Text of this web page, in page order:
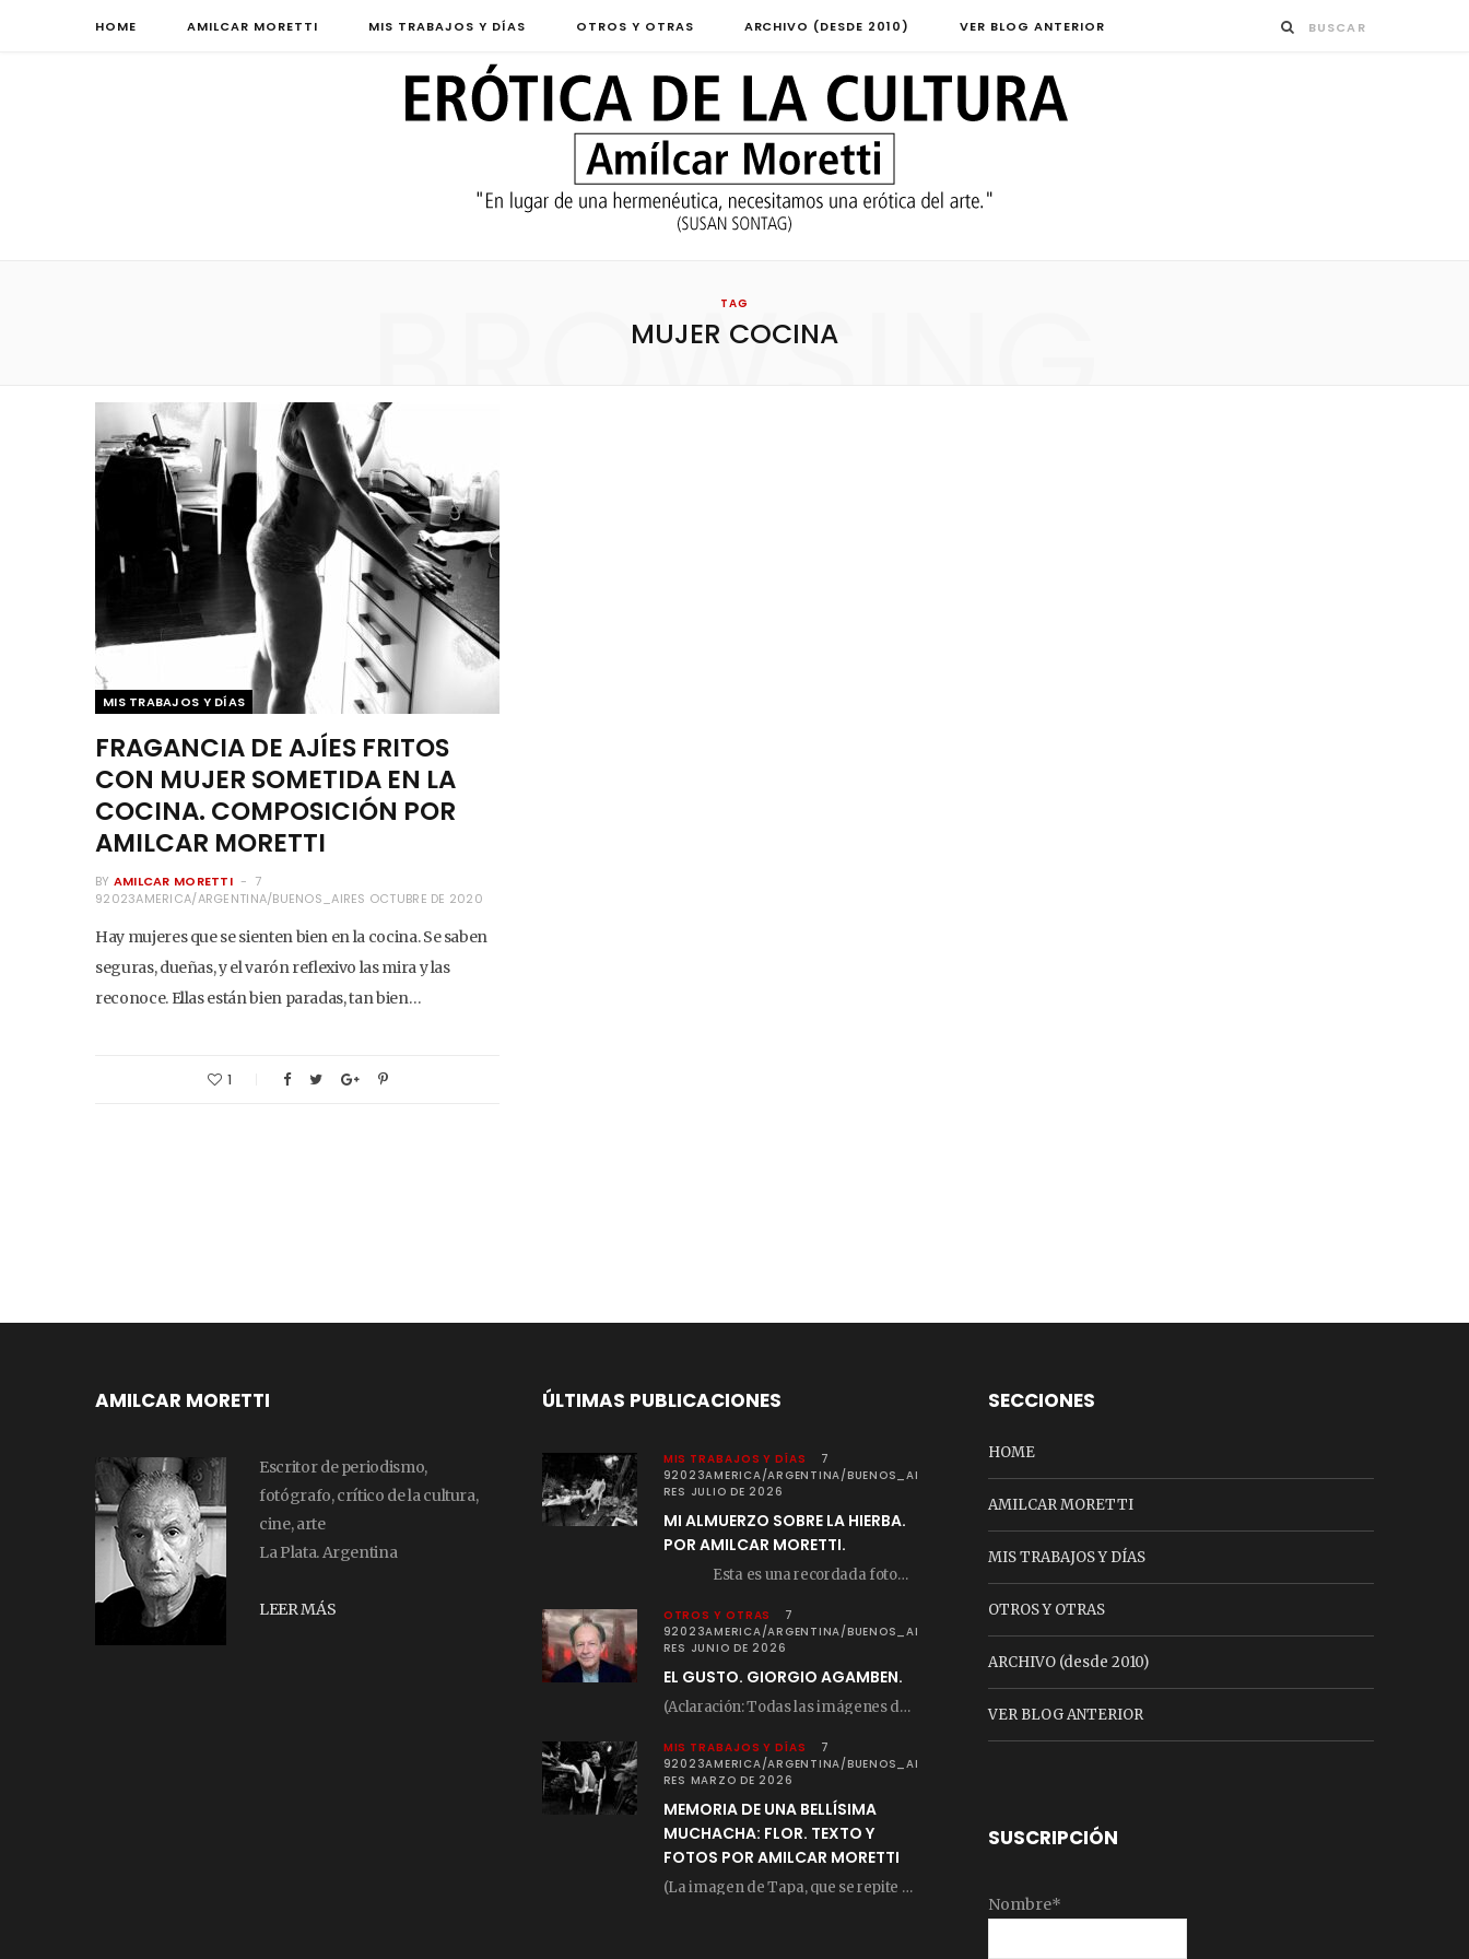
HOME AMILCAR MORETTI MIS TRABAJOS Y DÍAS OTROS Y OTRAS ARCHIVO (DESDE 2010) VER BLOG ANTERIOR
TAG
MUJER COCINA
BROWSING
MIS TRABAJOS Y DÍAS
FRAGANCIA DE AJÍES FRITOS
CON MUJER SOMETIDA EN LA
COCINA. COMPOSICIÓN POR
AMILCAR MORETTI
BY AMILCAR MORETTI
7
92023AMERICA/ARGENTINA/BUENOS_AIRES OCTUBRE DE 2020
Hay mujeres que se sienten bien en la cocina. Se saben
seguras, dueñas, y el varón reflexivo las mira y las
reconoce. Ellas están bien paradas, tan bien…
1
AMILCAR MORETTI
Escritor de periodismo,
fotógrafo, crítico de la cultura,
cine, arte
La Plata. Argentina
LEER MÁS
ÚLTIMAS PUBLICACIONES
MIS TRABAJOS Y DÍAS
7
92023AMERICA/ARGENTINA/BUENOS_AI
RES JULIO DE 2026
MI ALMUERZO SOBRE LA HIERBA.
POR AMILCAR MORETTI.
Esta es una recordada fotografía que registré…
OTROS Y OTRAS
7
92023AMERICA/ARGENTINA/BUENOS_AI
RES JUNIO DE 2026
EL GUSTO. GIORGIO AGAMBEN.
(Aclaración: Todas las imágenes de este posteo fueron tomadas de Bloghemia.com, y todos los…
MIS TRABAJOS Y DÍAS
7
92023AMERICA/ARGENTINA/BUENOS_AI
RES MARZO DE 2026
MEMORIA DE UNA BELLÍSIMA
MUCHACHA: FLOR. TEXTO Y
FOTOS POR AMILCAR MORETTI
(La imagen de Tapa, que se repite arriba, fue compuesta por Amilcar Moretti el viernes…
SECCIONES
HOME
AMILCAR MORETTI
MIS TRABAJOS Y DÍAS
OTROS Y OTRAS
ARCHIVO (desde 2010)
VER BLOG ANTERIOR
SUSCRIPCIÓN
Nombre*